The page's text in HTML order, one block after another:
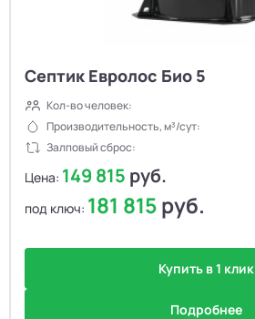
Септик Евролос Био 5
Кол-во человек:
Производительность, м³/сут:
Залповый сброс:
Цена: 149 815 руб.
под ключ: 181 815руб.
Купить в 1 клик
Подробнее